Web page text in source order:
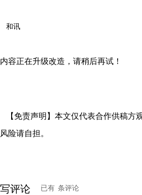
和讯
内容正在升级改造，请稍后再试！
【免责声明】本文仅代表合作供稿方
风险请自担。
写评论 已有 条评论